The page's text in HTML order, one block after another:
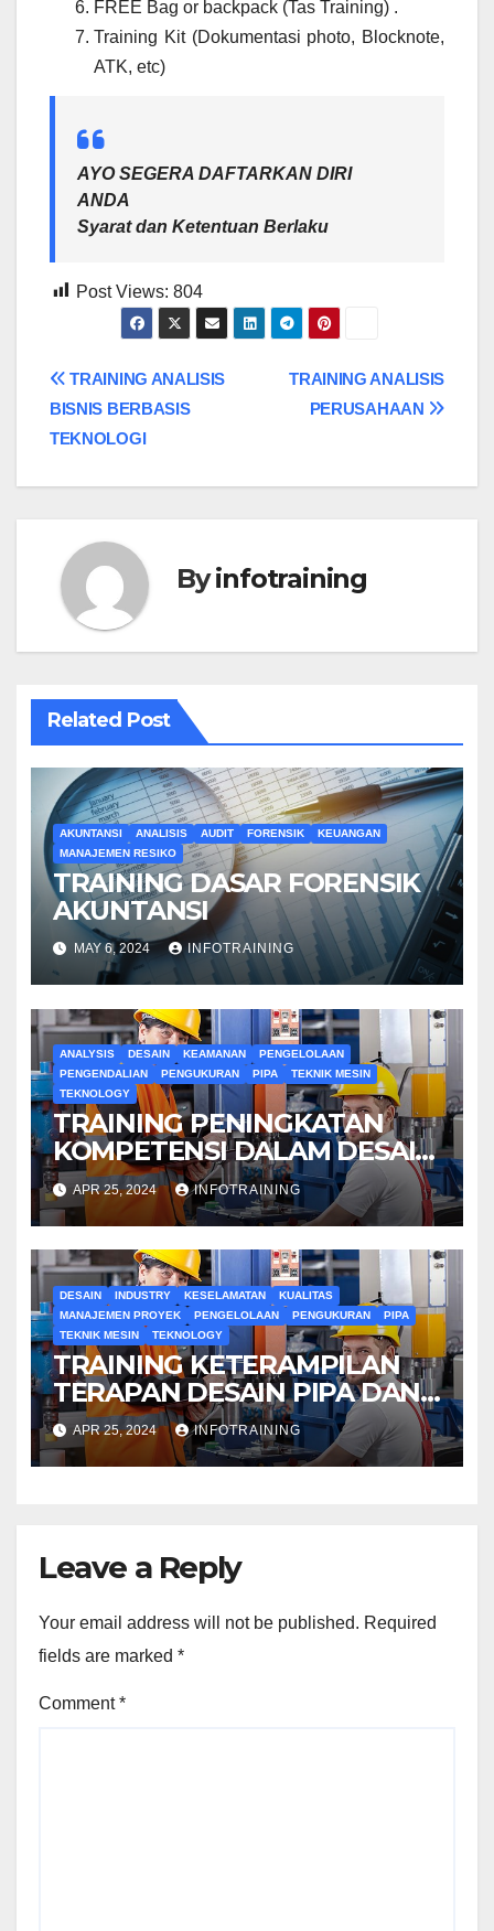
FREE Bag or backpack (Tas Training) .
Training Kit (Dokumentasi photo, Blocknote,
ATK, etc)
AYO SEGERA DAFTARKAN DIRI
ANDA
Syarat dan Ketentuan Berlaku
Post Views: 804
Post
navigation
TRAINING ANALISIS
PERUSAHAAN
TRAINING ANALISIS
BISNIS BERBASIS
TEKNOLOGI
Byinfotraining
Related Post
AKUNTANSI ANALISIS AUDIT FORENSIK
KEUANGAN
MANAJEMEN RESIKO
TRAINING DASAR FORENSIK
AKUNTANSI
MAY 6, 2024 INFOTRAINING
ANALYSIS DESAIN KEAMANAN
PENGELOLAAN
PENGENDALIAN
PENGUKURAN PIPA
TEKNIK MESIN
TEKNOLOGY
TRAINING PENINGKATAN
KOMPETENSI DALAM DESAIN
PIPA DAN PERALATAN
PENGUKUR
APR 25, 2024 INFOTRAINING
DESAIN INDUSTRY KESELAMATAN
KUALITAS
MANAJEMEN PROYEK
PENGELOLAAN PENGUKURAN
PIPA
TEKNIK MESIN
TEKNOLOGY
TRAINING KETERAMPILAN
TERAPAN DESAIN PIPA DAN
ALAT UKUR
APR 25, 2024 INFOTRAINING
Leave a Reply
Your email address will not be published. Required
fields are marked *
Comment*